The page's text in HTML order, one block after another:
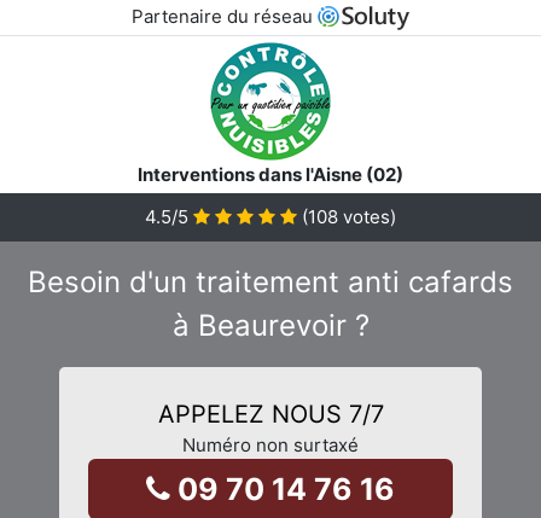
Partenaire du réseau
Interventions dans l'Aisne (02)
4.5/5 (108 votes)
Besoin d'un traitement anti cafards
à Beaurevoir ?
APPELEZ NOUS 7/7
Numéro non surtaxé
09 70 14 76 16